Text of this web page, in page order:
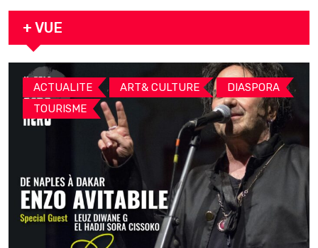
arrestation
+ VUE
ACTUALITE , ART& CULTURE , DIASPORA ,
TOURISME